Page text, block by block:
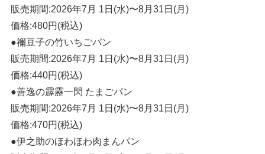
販売期間:2026年7月 1日(水)〜8月31日(月)
価格:480円(税込)
●禰豆子の竹いちごパン
販売期間:2026年7月 1日(水)〜8月31日(月)
価格:440円(税込)
●善逸の霹靂一閃 たまごパン
販売期間:2026年7月 1日(水)〜8月31日(月)
価格:470円(税込)
●伊之助のほわほわ肉まんパン